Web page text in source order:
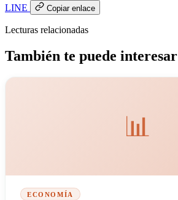
LINE Copiar enlace
Lecturas relacionadas
También te puede interesar
📊
ECONOMÍA